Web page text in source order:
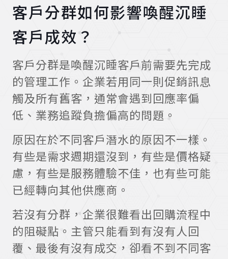
客戶分群如何影響喚醒沉睡
客戶成效？
客戶分群是喚醒沉睡客戶前需要先完成
的管理工作。企業若用同一則促銷訊息
觸及所有舊客，通常會遇到回應率偏
低、業務追蹤負擔偏高的問題。
原因在於不同客戶潛水的原因不一樣。
有些是需求週期還沒到，有些是價格疑
慮，有些是服務體驗不佳，也有些可能
已經轉向其他供應商。
若沒有分群，企業很難看出回購流程中
的阻礙點。主管只能看到有沒有人回
覆、最後有沒有成交，卻看不到不同客